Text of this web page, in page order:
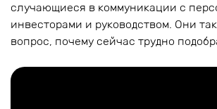
случающиеся в коммуникации с
инвесторами и руководством. Они
вопрос, почему сейчас трудно